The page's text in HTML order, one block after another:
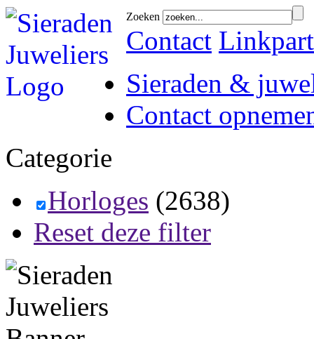
Zoeken
Contact
Sieraden &
Contact
Categorie
Horloges (2638)
Reset deze filter